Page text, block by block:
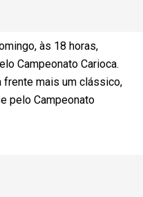
às 18 horas,
Campeonato Carioca.
frente mais um clássico,
pelo Campeonato